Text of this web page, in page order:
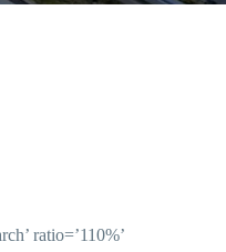
ratio=’110%’